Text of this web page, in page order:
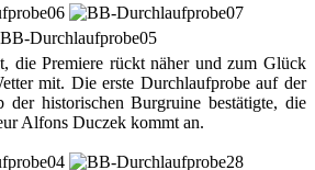
die Premiere rückt näher und zum Glück
mit. Die erste Durchlaufprobe auf der
der historischen Burgruine bestätigte, die
Alfons Duczek kommt an.